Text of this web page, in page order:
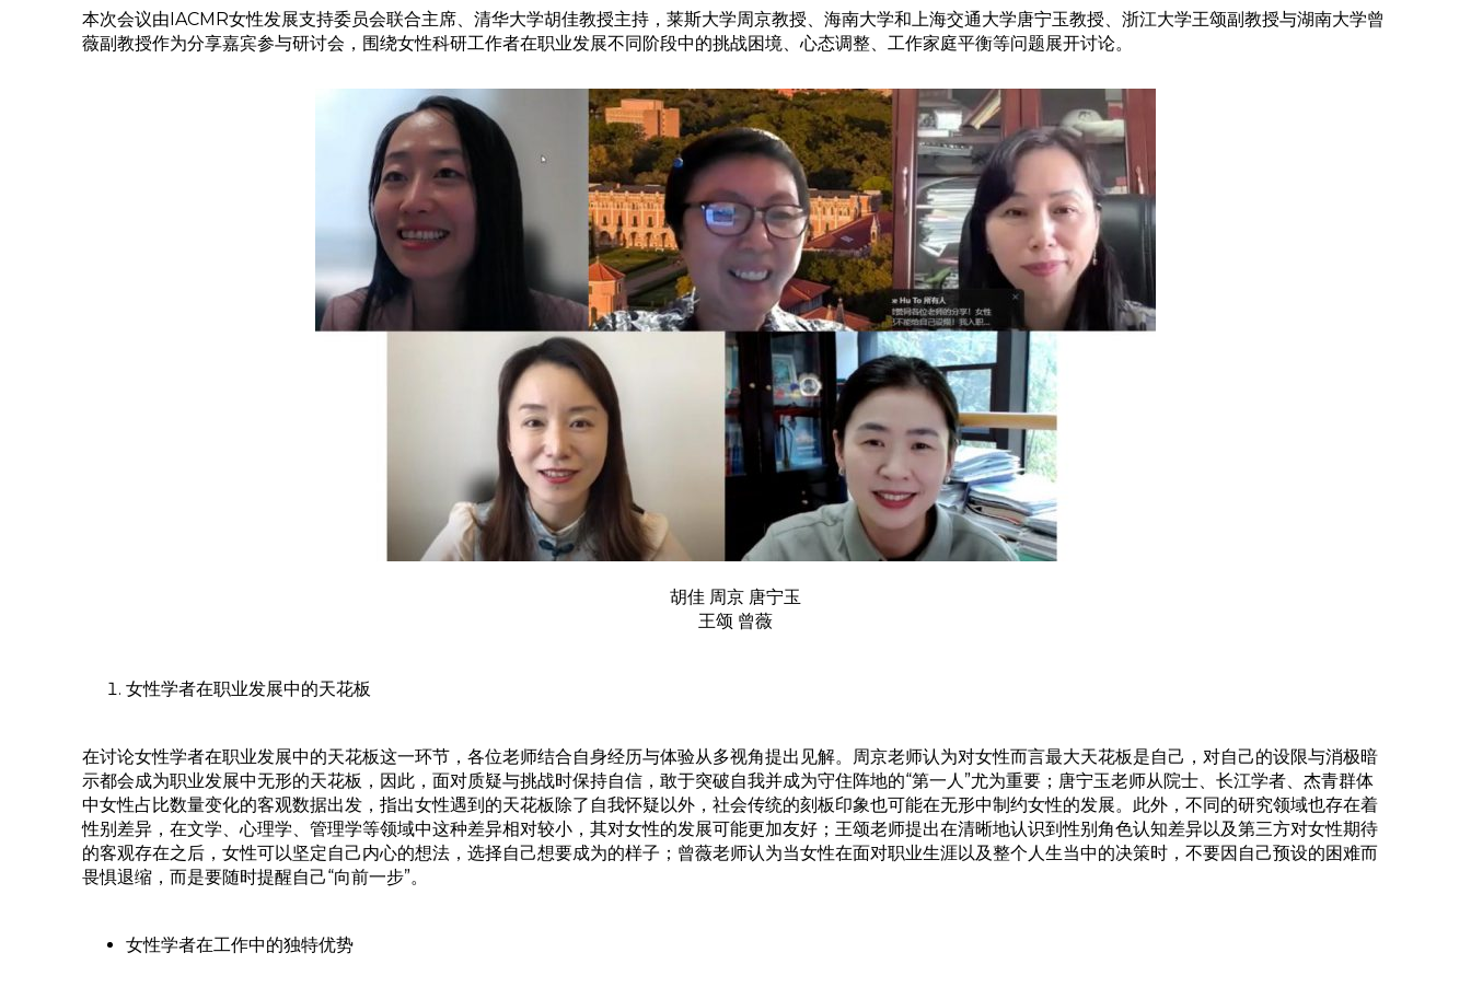
本次会议由IACMR女性发展支持委员会联合主席、清华大学胡佳教授主持，莱斯大学周京教授、海南大学和上海交通大学唐宁玉教授、浙江大学王颂副教授与湖南大学曾
薇副教授作为分享嘉宾参与研讨会，围绕女性科研工作者在职业发展不同阶段中的挑战困境、心态调整、工作家庭平衡等问题展开讨论。
胡佳 周京 唐宁玉
王颂 曾薇
女性学者在职业发展中的天花板
在讨论女性学者在职业发展中的天花板这一环节，各位老师结合自身经历与体验从多视角提出见解。周京老师认为对女性而言最大天花板是自己，对自己的设限与消极暗
示都会成为职业发展中无形的天花板，因此，面对质疑与挑战时保持自信，敢于突破自我并成为守住阵地的“第一人”尤为重要；唐宁玉老师从院士、长江学者、杰青群体
中女性占比数量变化的客观数据出发，指出女性遇到的天花板除了自我怀疑以外，社会传统的刻板印象也可能在无形中制约女性的发展。此外，不同的研究领域也存在着
性别差异，在文学、心理学、管理学等领域中这种差异相对较小，其对女性的发展可能更加友好；王颂老师提出在清晰地认识到性别角色认知差异以及第三方对女性期待
的客观存在之后，女性可以坚定自己内心的想法，选择自己想要成为的样子；曾薇老师认为当女性在面对职业生涯以及整个人生当中的决策时，不要因自己预设的困难而
畏惧退缩，而是要随时提醒自己“向前一步”。
女性学者在工作中的独特优势